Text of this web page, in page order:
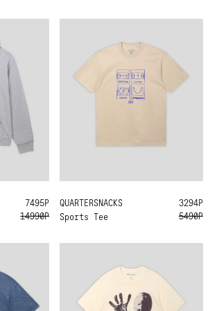
7495Р
14990Р
QUARTERSNACKS
Sports Tee
M L XL
3294Р
5490Р